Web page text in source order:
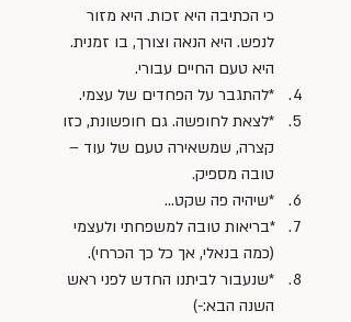
כי הכתיבה היא זכות. היא מזור
לנפש. היא הנאה וצורך, בו זמנית.
היא טעם החיים עבורי.
*להתגבר על הפחדים של עצמי.
*לצאת לחופשה. גם חופשונת, כזו
קצרה, שמשאירה טעם של עוד –
טובה מספיק.
*שיהיה פה שקט…
*בריאות טובה למשפחתי ולעצמי
(כמה בנאלי, אך כל כך הכרחי).
*שנעבור לביתנו החדש לפני ראש
השנה הבא:-)